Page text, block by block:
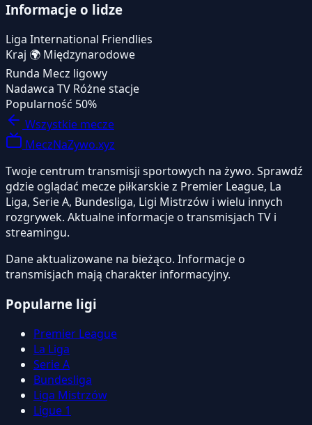
Informacje o lidze
Liga International Friendlies
Kraj 🌍 Międzynarodowe
Runda Mecz ligowy
Nadawca TV Różne stacje
Popularność 50%
Wszystkie mecze
MeczNaZywo.xyz
Twoje centrum transmisji sportowych na żywo. Sprawdź
gdzie oglądać mecze piłkarskie z Premier League, La
Liga, Serie A, Bundesliga, Ligi Mistrzów i wielu innych
rozgrywek. Aktualne informacje o transmisjach TV i
streamingu.
Dane aktualizowane na bieżąco. Informacje o
transmisjach mają charakter informacyjny.
Popularne ligi
Premier League
La Liga
Serie A
Bundesliga
Liga Mistrzów
Ligue 1